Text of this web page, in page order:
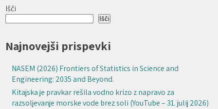
Išči
Išči
Najnovejši prispevki
NASEM (2026) Frontiers of Statistics in Science and
Engineering: 2035 and Beyond.
Kitajska je pravkar rešila vodno krizo z napravo za
razsoljevanje morske vode brez soli (YouTube – 31. julij 2026)